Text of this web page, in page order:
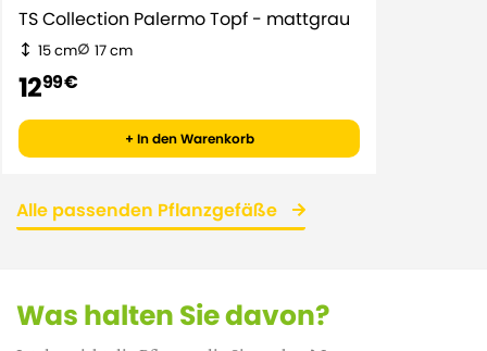
TS Collection Palermo Topf - mattgrau
15 cm 17 cm
1299 €
+ In den Warenkorb
Alle passenden Pflanzgefäße
Was halten Sie davon?